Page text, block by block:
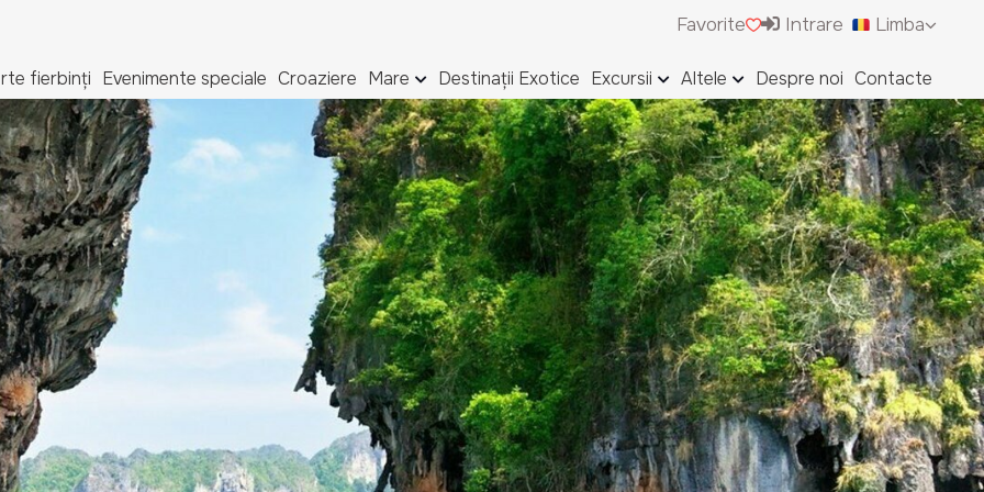
Favorite Intrare Limba
fierbinți Evenimente speciale Croaziere Mare Destinații Exotice Excursii Altele Despre noi Contacte